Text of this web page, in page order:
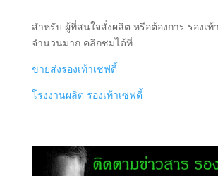
สำหรับ ผู้ที่สนใจสั่งผลิต หรือต้องการ รองเท้
จำนวนมาก คลิกชมได้ที่
ขายส่งรองเท้าเซฟตี้
โรงงานผลิต รองเท้าเซฟตี้